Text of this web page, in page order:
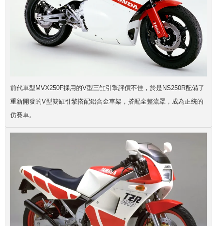
前代車型MVX250F採用的V型三缸引擎評價不佳，於是NS250R配備了
重新開發的V型雙缸引擎搭配鋁合金車架，搭配全整流罩，成為正統的
仿賽車。